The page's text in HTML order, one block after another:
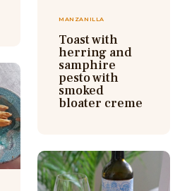
MANZANILLA
Toast with
herring and
samphire
pesto with
smoked
bloater creme